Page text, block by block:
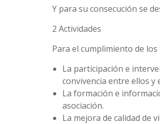
Y para su consecución se
2 Actividades
Para el cumplimiento de
La participación e
convivencia entre ellos y
La formación e
asociación.
La mejora de calidad de